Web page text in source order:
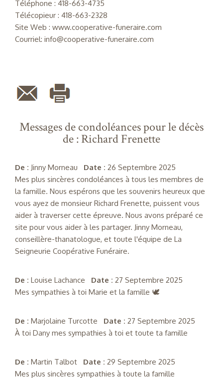
Téléphone : 418-663-4735
Télécopieur : 418-663-2328
Site Web : www.cooperative-funeraire.com
Courriel: info@cooperative-funeraire.com
Messages de condoléances pour le décès
de : Richard Frenette
De : Jinny Morneau Date : 26 Septembre 2025
Mes plus sincères condoléances à tous les membres de
la famille. Nous espérons que les souvenirs heureux que
vous ayez de monsieur Richard Frenette, puissent vous
aider à traverser cette épreuve. Nous avons préparé ce
site pour vous aider à les partager. Jinny Morneau,
conseillère-thanatologue, et toute l'équipe de La
Seigneurie Coopérative Funéraire.
De : Louise Lachance Date : 27 Septembre 2025
Mes sympathies à toi Marie et la famille 🕊️
De : Marjolaine Turcotte Date : 27 Septembre 2025
À toi Dany mes sympathies à toi et toute ta famille
De : Martin Talbot Date : 29 Septembre 2025
Mes plus sincères sympathies à toute la famille